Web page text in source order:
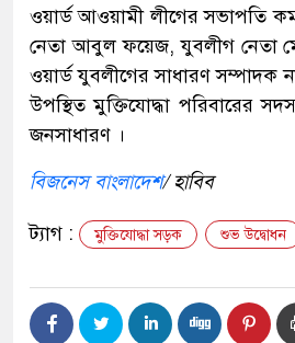
ওয়ার্ড আওয়ামী লীগের সভাপতি
নেতা আবুল ফয়েজ, যুবলীগ নেতা
ওয়ার্ড যুবলীগের সাধারণ সম্পাদক
উপস্থিত মুক্তিযোদ্ধা পরিবারের
জনসাধারণ ।
বিজনেস বাংলাদেশ/ হাবিব
ট্যাগ : মুক্তিযোদ্ধা সড়ক শুভ উদ্বোধন